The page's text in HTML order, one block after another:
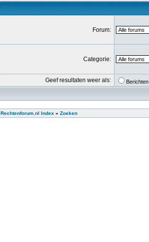
Forum:
Categorie:
Geef resultaten weer als: Berichten
Rechtenforum.nl Index » Zoeken